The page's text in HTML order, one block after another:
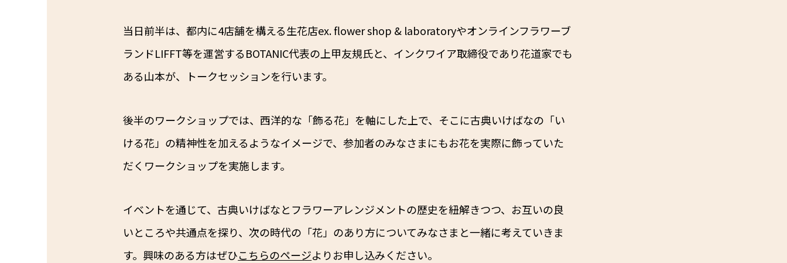
当日前半は、都内に4店舗を構える生花店ex. flower shop & laboratoryやオンラインフラワーブ
ランドLIFFT等を運営するBOTANIC代表の上甲友規氏と、インクワイア取締役であり花道家でも
ある山本が、トークセッションを行います。
後半のワークショップでは、西洋的な「飾る花」を軸にした上で、そこに古典いけばなの「い
ける花」の精神性を加えるようなイメージで、参加者のみなさまにもお花を実際に飾っていた
だくワークショップを実施します。
イベントを通じて、古典いけばなとフラワーアレンジメントの歴史を紐解きつつ、お互いの良
いところや共通点を探り、次の時代の「花」のあり方についてみなさまと一緒に考えていきま
す。興味のある方はぜひこちらのページよりお申し込みください。